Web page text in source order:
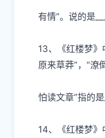
有情”。说的是
13、《红楼梦》
原来草莽”，“潦
怕读⽂章”指的是
14、《红楼梦》